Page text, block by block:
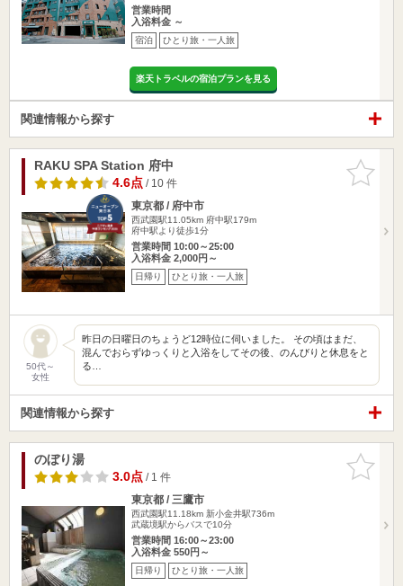
営業時間
入浴料金 ～
宿泊 ひとり旅・一人旅
楽天トラベルの宿泊プランを見る
関連情報から探す
お気に入
りに追加
RAKU SPA Station 府中
4.6点/ 10 件
東京都 / 府中市
西武園駅11.05km 府中駅179m
府中駅より徒歩1分
営業時間 10:00～25:00
入浴料金 2,000円～
日帰り ひとり旅・一人旅
50代～
女性
昨日の日曜日のちょうど12時位に伺いました。 その頃はまだ、
混んでおらずゆっくりと入浴をしてその後、のんびりと休息をと
る…
関連情報から探す
お気に入
りに追加
のぼり湯
3.0点/ 1 件
東京都 / 三鷹市
西武園駅11.18km 新小金井駅736m
武蔵境駅からバスで10分
営業時間 16:00～23:00
入浴料金 550円～
日帰り ひとり旅・一人旅